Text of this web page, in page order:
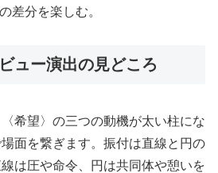
差分を楽しむ。
ュー演出の見どころ
希望〉の三つの動機が太い柱にな
面を繋ぎます。振付は直線と円の
は圧や命令、円は共同体や憩いを